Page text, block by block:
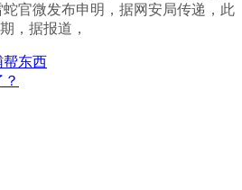
官微发布申明，据网安局传递，此
，据报道，
帮东西